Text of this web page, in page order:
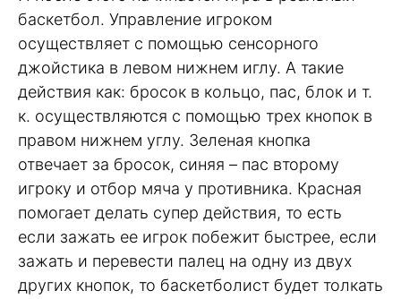
баскетбол. Управление игроком
осуществляет с помощью сенсорного
джойстика в левом нижнем иглу. А такие
действия как: бросок в кольцо, пас, блок и т.
к. осуществляются с помощью трех кнопок в
правом нижнем углу. Зеленая кнопка
отвечает за бросок, синяя – пас второму
игроку и отбор мяча у противника. Красная
помогает делать супер действия, то есть
если зажать ее игрок побежит быстрее, если
зажать и перевести палец на одну из двух
других кнопок, то баскетболист будет толкать